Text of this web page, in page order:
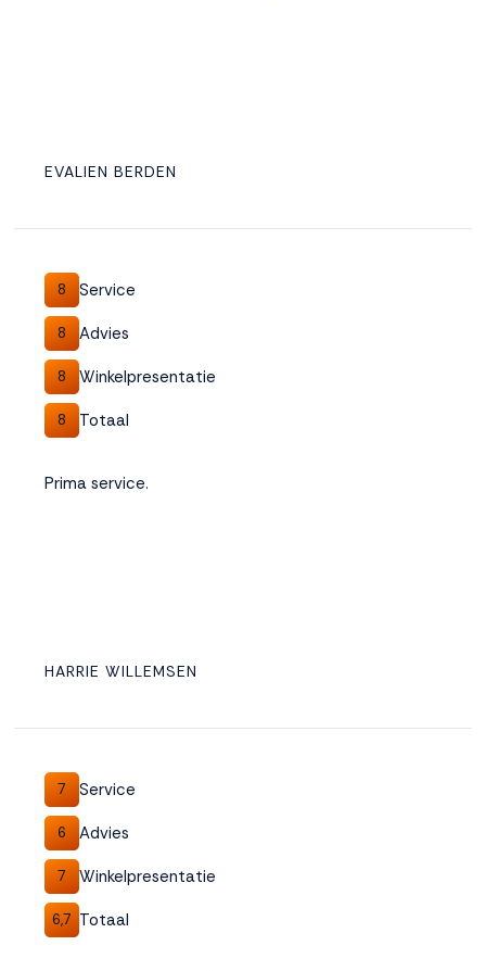
EVALIEN BERDEN
8 Service
8 Advies
8 Winkelpresentatie
8 Totaal
Prima service.
HARRIE WILLEMSEN
7 Service
6 Advies
7 Winkelpresentatie
6,7 Totaal